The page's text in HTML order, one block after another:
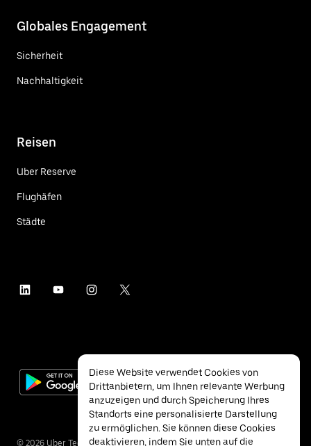
Globales Engagement
Sicherheit
Nachhaltigkeit
Reisen
Uber Reserve
Flughäfen
Städte
© 2026 Uber Technologies Inc.
Diese Website verwendet Cookies von
Drittanbietern, um Ihnen relevante Werbung
anzuzeigen und durch Speicherung Ihres
Standorts eine personalisierte Darstellung
zu ermöglichen. Sie können diese Cookies
deaktivieren, indem Sie unten auf die